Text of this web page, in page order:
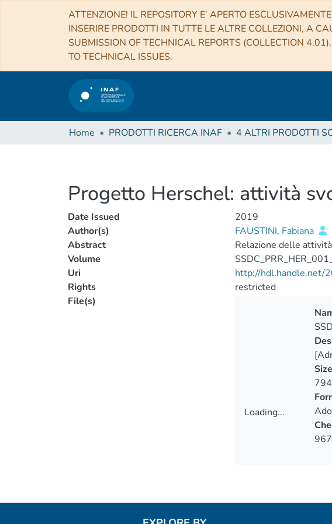
ATTENZIONE! IL REPOSITORY E’ APERTO
INSERIRE PRODOTTI IN TUTTE LE ALTRE COLLEZIONI, A
SUBMISSION OF TECHNICAL REPORTS (COLLECTION
TO TECHNICAL ISSUES.
Home PRODOTTI RICERCA INAF
Progetto Herschel: attività
Date Issued
2019
Author(s)
FAUSTINI, Fabiana
Abstract
Relazione delle
Volume
Uri
http://hdl.handle.net/
Rights
restricted
File(s)
Loading...
Size